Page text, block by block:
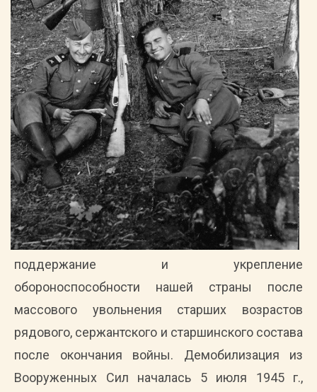
поддержание и укрепление
обороноспособности нашей страны после
массового увольнения старших возрастов
рядового, сержантского и старшинского состава
после окончания войны. Демобилизация из
Вооруженных Сил началась 5 июля 1945 г.,